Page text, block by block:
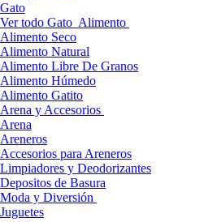
Gato
Ver todo Gato Alimento
Alimento Seco
Alimento Natural
Alimento Libre De Granos
Alimento Húmedo
Alimento Gatito
Arena y Accesorios
Arena
Areneros
Accesorios para Areneros
Limpiadores y Deodorizantes
Depositos de Basura
Moda y Diversión
Juguetes